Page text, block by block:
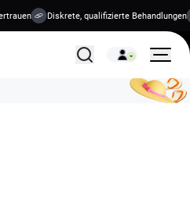
Diskrete, qualifizierte Behandlungen
Alle Behandlungen